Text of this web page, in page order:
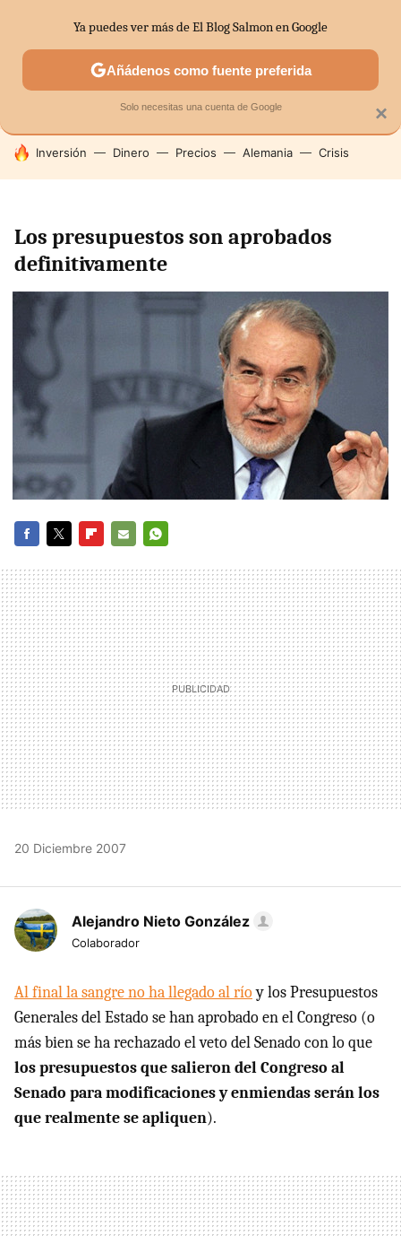
SECTORES ECONOMÍA DOMÉSTICA MERCADOS
HOY SE HABLA DE
Inversión Dinero Precios Alemania Crisis
Los presupuestos son aprobados
definitivamente
MAIL
20 Diciembre 2007
Alejandro Nieto González
Colaborador
Al final la sangre no ha llegado al ríoy los Presupuestos
Generales del Estado se han aprobado en el Congreso (o
más bien se ha rechazado el veto del Senado con lo que
los presupuestos que salieron del Congreso al
Senado para modificaciones y enmiendas serán los
que realmente se apliquen).
×
Ya puedes ver más de El Blog Salmon en Google
Añádenos como fuente preferida
Solo necesitas una cuenta de Google